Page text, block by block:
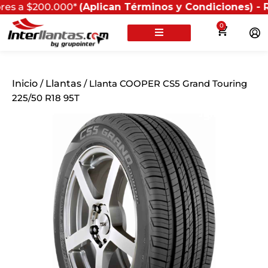
(Aplican Términos y Condiciones) -
0
Inicio / Llantas / Llanta COOPER CS5 Grand Touring
225/50 R18 95T